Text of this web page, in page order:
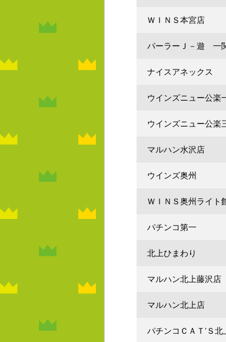
ＷＩＮＳ本宮店
パーラーＪ－遊 一
ナイスアネックス
ウインズニュー公楽
ウインズニュー公楽
マルハン水沢店
ウインズ奥州
ＷＩＮＳ奥州ライト
パチンコ第一
北上ひまわり
マルハン北上藤沢店
マルハン北上店
パチンコＣＡＴ’Ｓ北